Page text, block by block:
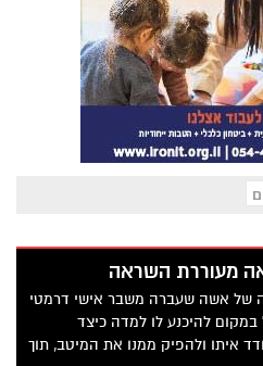
מעוררת השראה
של אשה שעברה משבר אישי דרמטי
להיכנע לו למדה כיצד
איתו ולהפיק ממנו את המיטב, תוך